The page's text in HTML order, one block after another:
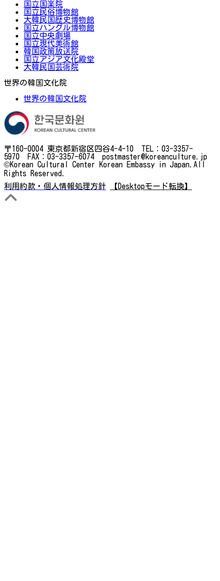
国立国楽院
国立民俗博物館
大韓民国歴史博物館
国立ハングル博物館
国立中央劇場
国立現代美術館
韓国政策放送院
国立アジア文化殿堂
大韓民国芸術院
世界の韓国文化院
世界の韓国文化院
〒160-0004 東京都新宿区四谷4-4-10 TEL：03-3357-
5970 FAX：03-3357-6074 postmaster@koreanculture.jp
©Korean Cultural Center Korean Embassy in Japan.All
Rights Reserved.
利用約款・個人情報処理方針
【Desktopモード転換】